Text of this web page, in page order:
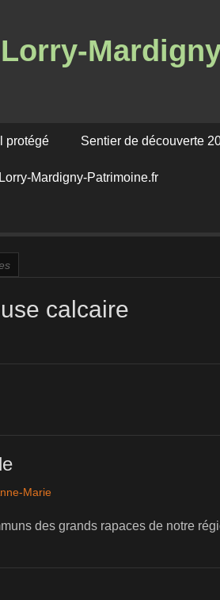
protégé Sentier de découverte
Mardigny-Patrimoine.fr
calcaire
Marie
des grands rapaces de notre